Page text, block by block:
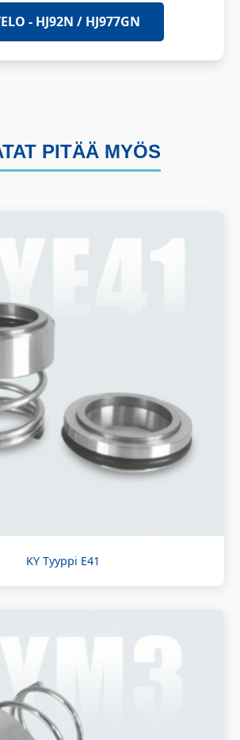
- HJ92N / HJ977GN
PITÄÄ MYÖS
KY Tyyppi E41